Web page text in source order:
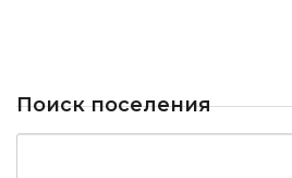
Поиск поселения